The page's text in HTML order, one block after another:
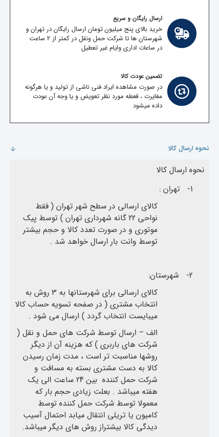
ارسال رایگان و سریع
خرید بالای پنج میلیون تومان ارسال رایگان در تهران و
شهرستان ها تا شرکت حمل ونقل در کمتر از 2 ساعت
در ساعات اداری وایام غیر تعطیل
تضمین عودت کالا
در صورت مشاهده ایراد فنی ناشی از تولید و یا هرگونه
مغایرت ، قعطه مورد نظر تعویض و یا وجه آن عودت
داده میشود
نحوه ارسال کالا
نحوه ارسال کالا
1-
تهران :
کالای ارسالی در سطح شهر تهران ( فقط
نواحی 22 گانه شهرداری تهران ) توسط پیک
موتوری و در صورت تعدد کالا و حجم بیشتر
توسط وانت بار ارسال خواهد شد .
2-
شهرستان:
کالای ارسالی برای شهرستانها به 3 روش به
انتخاب مشتری ( در صفحه تسویه حساب کالا
میبایست انتخاب گردد ) ارسال می شود .
الف – ارسال توسط شرکت های حمل و نقل (
شرکت های باربری ) که هزینه آن از دیگر
روشها مناسبت تر است ، مدت زمان رسیدن
کالا به دست مشتری بسته به مسافت و
شرکت حمل کننده بین 24 ساعت الی یک
هفته میباشد . بعلت زیادی حجم بار که
معمولا توسط شرکت حمل کننده توسط
کامیون یا تریلی انتقال میابد احتمال آسیب
دیدگی کالا بیشتراز روش های دیگر میباشد.